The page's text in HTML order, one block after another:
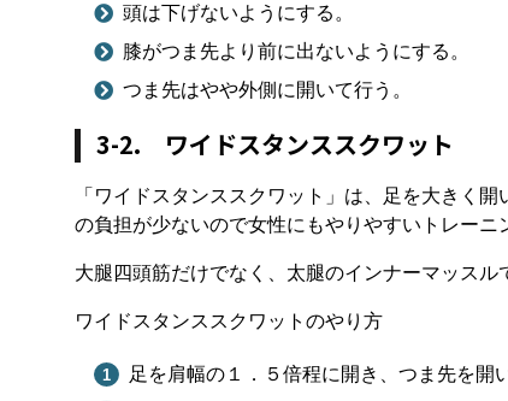
頭は下げないようにする。
膝がつま先より前に出ないようにする。
つま先はやや外側に開いて行う。
3-2. ワイドスタンススクワット
「ワイドスタンススクワット」は、足を大きく
の負担が少ないので女性にもやりやすいトレーニ
大腿四頭筋だけでなく、太腿のインナーマッス
ワイドスタンススクワットのやり方
足を肩幅の１．５倍程に開き、つま先を開